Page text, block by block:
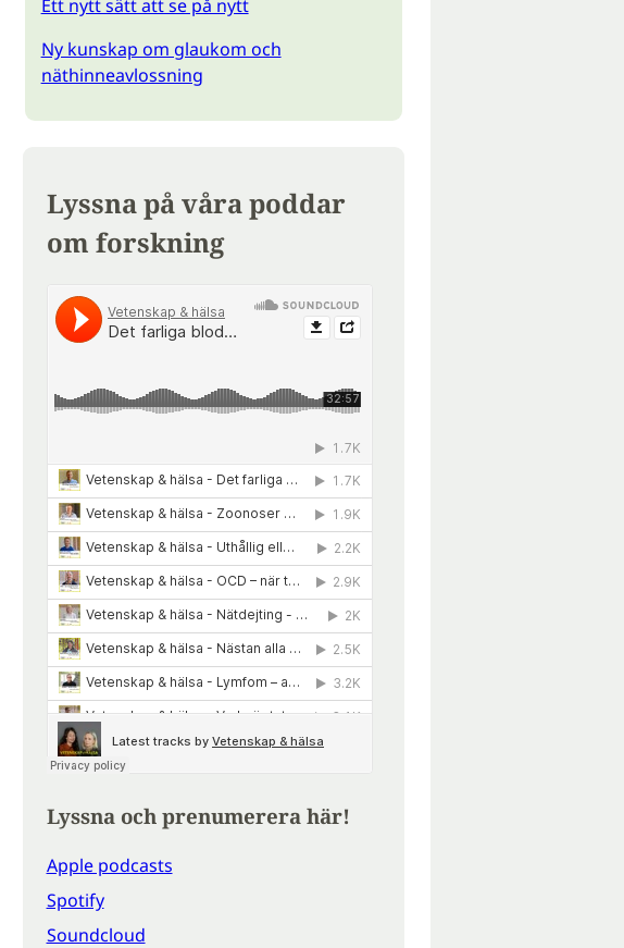
Ett nytt sätt att se på nytt
Ny kunskap om glaukom och
näthinneavlossning
Lyssna på våra poddar
om forskning
Lyssna och prenumerera här!
Apple podcasts
Spotify
Soundcloud